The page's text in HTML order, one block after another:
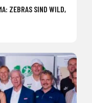
ZEBRAS SIND WILD,